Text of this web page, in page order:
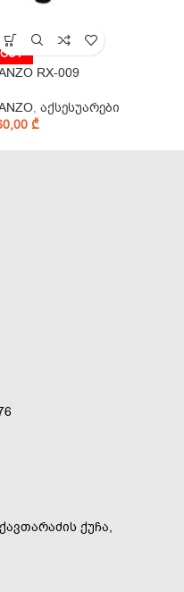
OUT
RX-009
, აქსესუარები
₾
ქუჩა,